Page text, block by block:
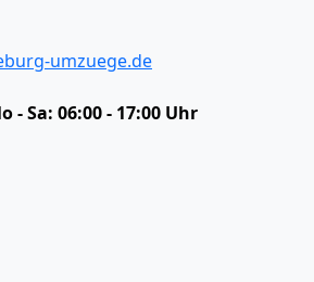
umzuege.de
- Sa: 06:00 - 17:00 Uhr